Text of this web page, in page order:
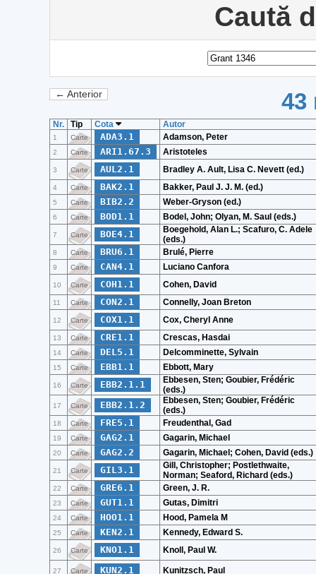
Caută
← Anterior 43
Nr. Tip Cota Autor
1 Carte ADA3.1 Adamson, Peter
2 Carte ARI1.67.3 Aristoteles
3 Carte AUL2.1 Bradley A. Ault, Lisa C. Nevett (ed.)
4 Carte BAK2.1 Bakker, Paul J. J. M. (ed.)
5 Carte BIB2.2 Weber-Gryson (ed.)
6 Carte BOD1.1 Bodel, John; Olyan, M. Saul (eds.)
7 Carte BOE4.1
Boegehold, Alan L.; Scafuro, C. Adele
(eds.)
8 Carte BRU6.1 Brulé, Pierre
9 Carte CAN4.1 Luciano Canfora
10 Carte COH1.1 Cohen, David
11 Carte CON2.1 Connelly, Joan Breton
12 Carte COX1.1 Cox, Cheryl Anne
13 Carte CRE1.1 Crescas, Hasdai
14 Carte DEL5.1 Delcomminette, Sylvain
15 Carte EBB1.1 Ebbott, Mary
16 Carte EBB2.1.1
Ebbesen, Sten; Goubier, Frédéric
(eds.)
17 Carte EBB2.1.2
Ebbesen, Sten; Goubier, Frédéric
(eds.)
18 Carte FRE5.1 Freudenthal, Gad
19 Carte GAG2.1 Gagarin, Michael
20 Carte GAG2.2 Gagarin, Michael; Cohen, David (eds.)
21 Carte GIL3.1
Gill, Christopher; Postlethwaite,
Norman; Seaford, Richard (eds.)
22 Carte GRE6.1 Green, J. R.
23 Carte GUT1.1 Gutas, Dimitri
24 Carte HOO1.1 Hood, Pamela M
25 Carte KEN2.1 Kennedy, Edward S.
26 Carte KNO1.1 Knoll, Paul W.
27 Carte KUN2.1 Kunitzsch, Paul